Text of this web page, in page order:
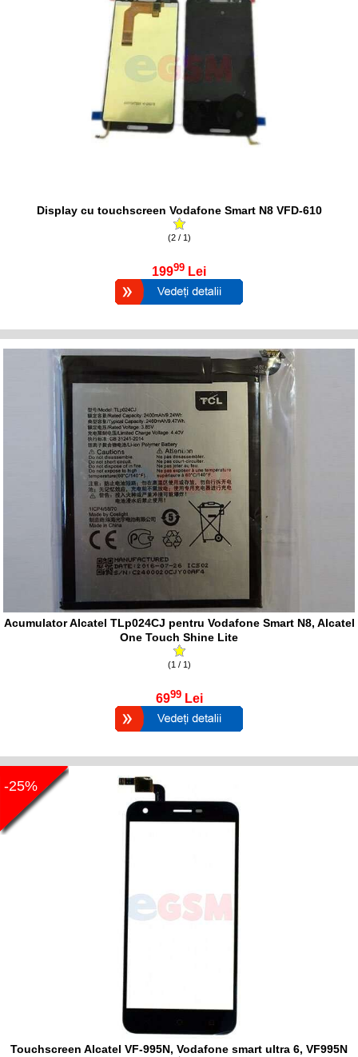
Display cu touchscreen Vodafone Smart N8 VFD-610
(2 / 1)
19999 Lei
Acumulator Alcatel TLp024CJ pentru Vodafone Smart N8, Alcatel
One Touch Shine Lite
(1 / 1)
6999 Lei
-25%
Touchscreen Alcatel VF-995N, Vodafone smart ultra 6, VF995N